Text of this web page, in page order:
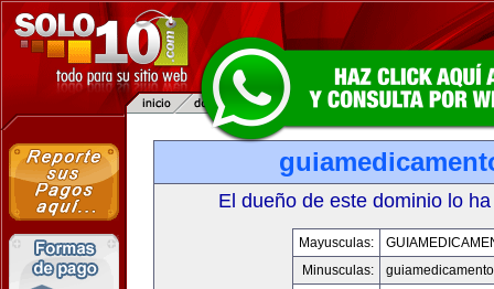
El dueño de este dominio lo
Mayusculas:
Minusculas: